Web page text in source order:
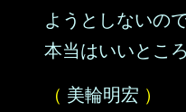
ようとしないので
本当はいいとこ
（ 美輪明宏 ）